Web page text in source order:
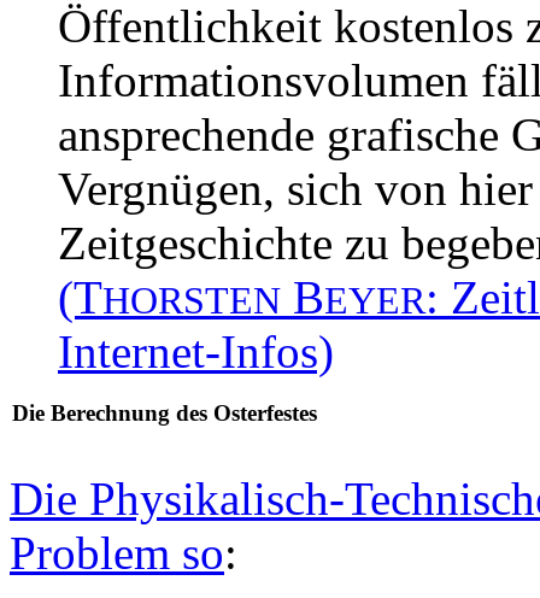
Öffentlichkeit kostenlos
Informationsvolumen
ansprechende grafische
Vergnügen, sich von
Zeitgeschichte zu
(THORSTEN BEYER:
Internet-Infos)
Die Berechnung des Osterfestes
Die Physikalisch-
Problem so: